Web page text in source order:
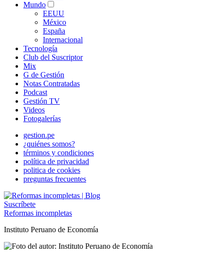
Mundo
EEUU
México
España
Internacional
Tecnología
Club del Suscriptor
Mix
G de Gestión
Notas Contratadas
Podcast
Gestión TV
Videos
Fotogalerías
gestion.pe
¿quiénes somos?
términos y condiciones
política de privacidad
politica de cookies
preguntas frecuentes
Suscríbete
Reformas incompletas
Instituto Peruano de Economía